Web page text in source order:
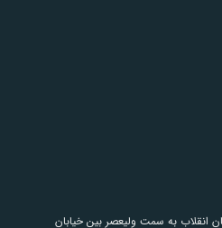
انقلاب به سمت ولیعصر بین خیابان